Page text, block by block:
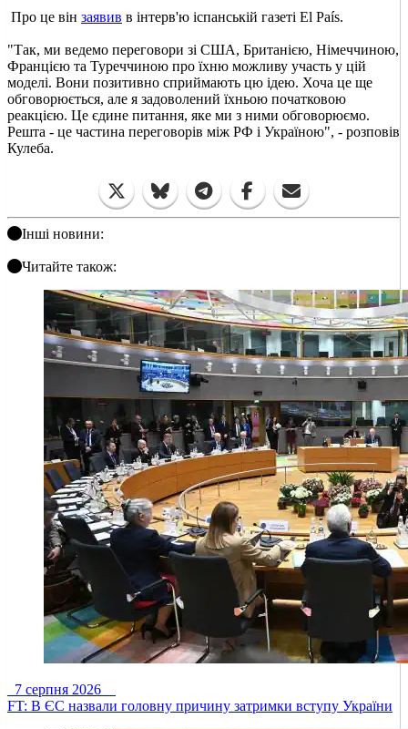
Про це він заявив в інтерв'ю іспанській газеті El País.
"Так, ми ведемо переговори зі США, Британією, Німеччиною,
Францією та Туреччиною про їхню можливу участь у цій
моделі. Вони позитивно сприймають цю ідею. Хоча це ще
обговорюється, але я задоволений їхньою початковою
реакцією. Це єдине питання, яке ми з ними обговорюємо.
Решта - це частина переговорів між РФ і Україною", - розповів
Кулеба.
Інші новини:
Читайте також:
7 серпня 2026
FT: В ЄС назвали головну причину затримки вступу України